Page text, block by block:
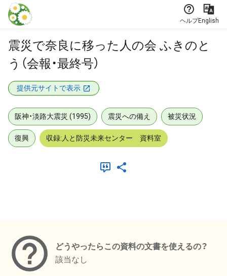
本文に飛ぶ
ヘルプEnglish
震災で奈良に移った人の会 ふきのと
う（会報・最終号）
提供元サイトで表示
阪神・淡路大震災 (1995) 震災への備え 被災状況
復興 収録:人と防災未来センター 資料室
どうやったらこの資料の文書を使えるの？
該当なし